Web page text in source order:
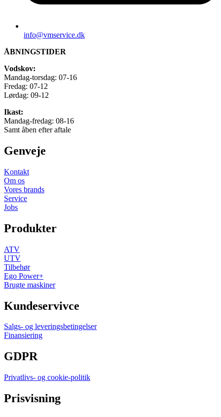
info@vmservice.dk
ÅBNINGSTIDER
Vodskov:
Mandag-torsdag: 07-16
Fredag: 07-12
Lørdag: 09-12
Ikast:
Mandag-fredag: 08-16
Samt åben efter aftale
Genveje
Kontakt
Om os
Vores brands
Service
Jobs
Produkter
ATV
UTV
Tilbehør
Ego Power+
Brugte maskiner
Kundeservivce
Salgs- og leveringsbetingelser
Finansiering
GDPR
Privatlivs- og cookie-politik
Prisvisning